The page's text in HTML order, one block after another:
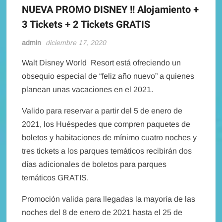
NUEVA PROMO DISNEY !! Alojamiento +
3 Tickets + 2 Tickets GRATIS
admin diciembre 17, 2020
Walt Disney World Resort está ofreciendo un
obsequio especial de “feliz año nuevo” a quienes
planean unas vacaciones en el 2021.
Valido para reservar a partir del 5 de enero de
2021, los Huéspedes que compren paquetes de
boletos y habitaciones de mínimo cuatro noches y
tres tickets a los parques temáticos recibirán dos
días adicionales de boletos para parques
temáticos GRATIS.
Promoción valida para llegadas la mayoría de las
noches del 8 de enero de 2021 hasta el 25 de